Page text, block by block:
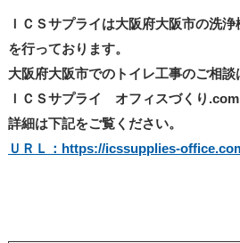
ＩＣＳサプライは大阪府大阪市の洗
を行っております。
大阪府大阪市でのトイレ工事のご相談
ＩＣＳサプライ オフィスづくり.com
詳細は下記をご覧ください。
ＵＲＬ：https://icssupplies-